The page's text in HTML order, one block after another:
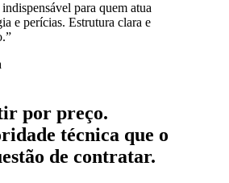
para quem atua
e perícias. Estrutura clara e
”
por preço.
técnica que o
de contratar.